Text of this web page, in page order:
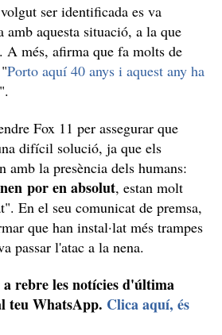
ser identificada es va
aquesta situació, a la que
més, afirma que fa molts de
Porto aquí 40 anys i aquest any ha
".
Fox 11 per assegurar que
difícil solució, ja que els
amb la presència dels humans:
por en absolut, estan molt
En el seu comunicat de premsa,
que han instal·lat més trampes
passar l'atac a la nena.
rebre les notícies d'última
teu WhatsApp. Clica aquí, és